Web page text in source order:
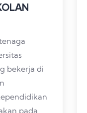
bekerja di
pada